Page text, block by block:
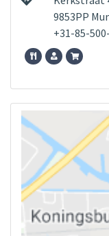
9853PP
+31-85-